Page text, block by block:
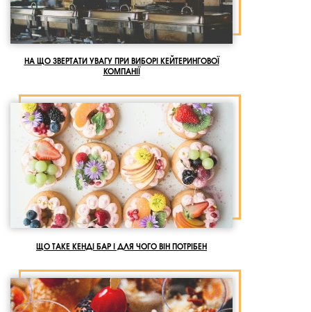
НА ЩО ЗВЕРТАТИ УВАГУ ПРИ ВИБОРІ КЕЙТЕРИНГОВОЇ
КОМПАНІЇ
ЩО ТАКЕ КЕНДІ БАР І ДЛЯ ЧОГО ВІН ПОТРІБЕН